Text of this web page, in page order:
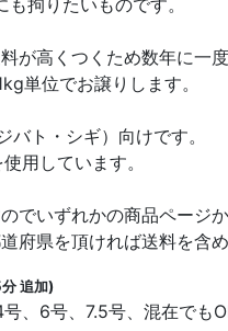
拘りたいものです。
が高くつくため数年に一
単位でお譲りします。
ト・シギ）向けです。
用しています。
でいずれかの商品ページ
県を頂ければ送料を含
追加)
、6号、7.5号、混在でも